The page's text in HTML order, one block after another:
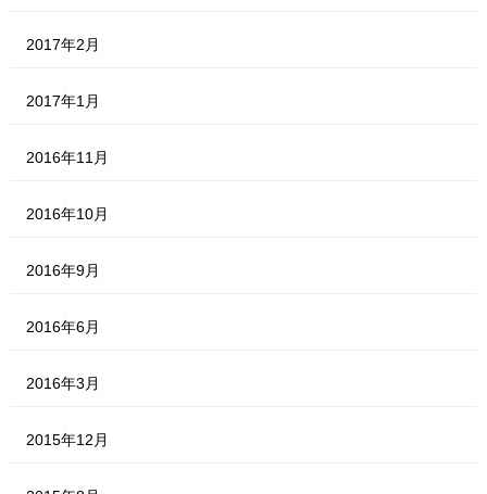
2017年2月
2017年1月
2016年11月
2016年10月
2016年9月
2016年6月
2016年3月
2015年12月